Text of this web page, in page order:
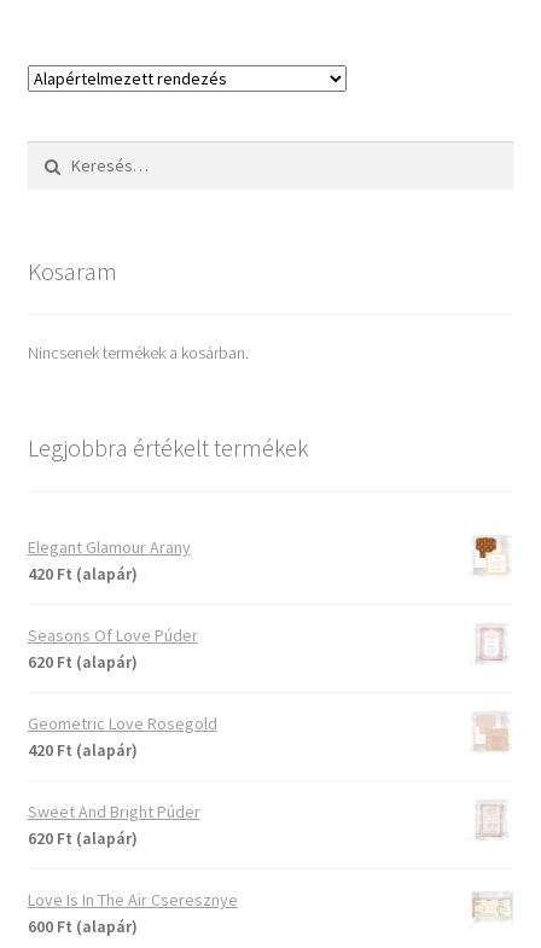
Keresés:
Kosaram
Nincsenek termékek a kosárban.
Legjobbra értékelt termékek
Elegant Glamour Arany
420 Ft (alapár)
Seasons Of Love Púder
620 Ft (alapár)
Geometric Love Rosegold
420 Ft (alapár)
Sweet And Bright Púder
620 Ft (alapár)
Love Is In The Air Cseresznye
600 Ft (alapár)